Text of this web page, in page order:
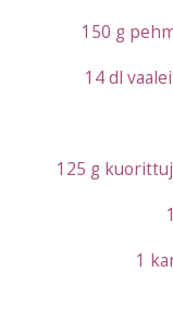
150 g
14 dl
125 g
1